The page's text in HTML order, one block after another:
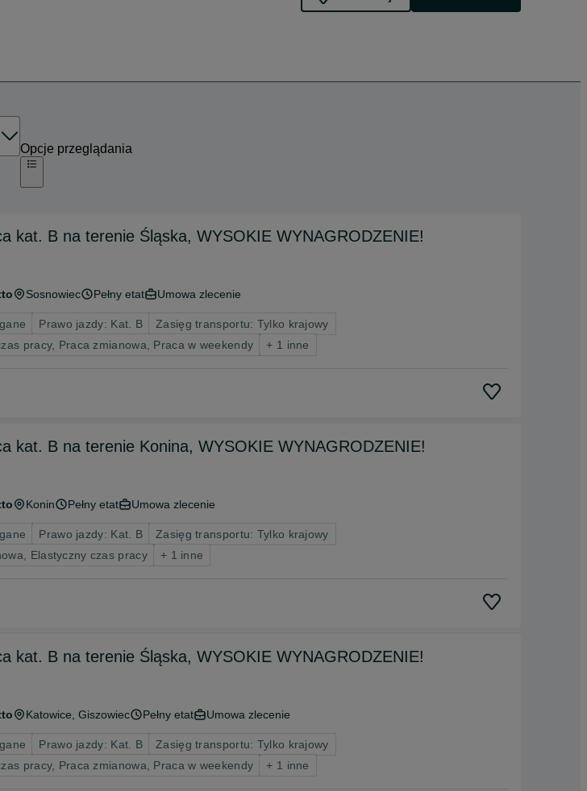
Opcje przeglądania
kat. B na terenie Śląska, WYSOKIE WYNAGRODZENIE!
Sosnowiec Pełny etat Umowa zlecenie
Prawo jazdy: Kat. B
Zasięg transportu: Tylko krajowy
pracy, Praca zmianowa, Praca w weekendy
+ 1 inne
kat. B na terenie Konina, WYSOKIE WYNAGRODZENIE!
Konin Pełny etat Umowa zlecenie
Prawo jazdy: Kat. B
Zasięg transportu: Tylko krajowy
Elastyczny czas pracy
+ 1 inne
kat. B na terenie Śląska, WYSOKIE WYNAGRODZENIE!
Katowice , Giszowiec Pełny etat Umowa zlecenie
Prawo jazdy: Kat. B
Zasięg transportu: Tylko krajowy
pracy, Praca zmianowa, Praca w weekendy
+ 1 inne